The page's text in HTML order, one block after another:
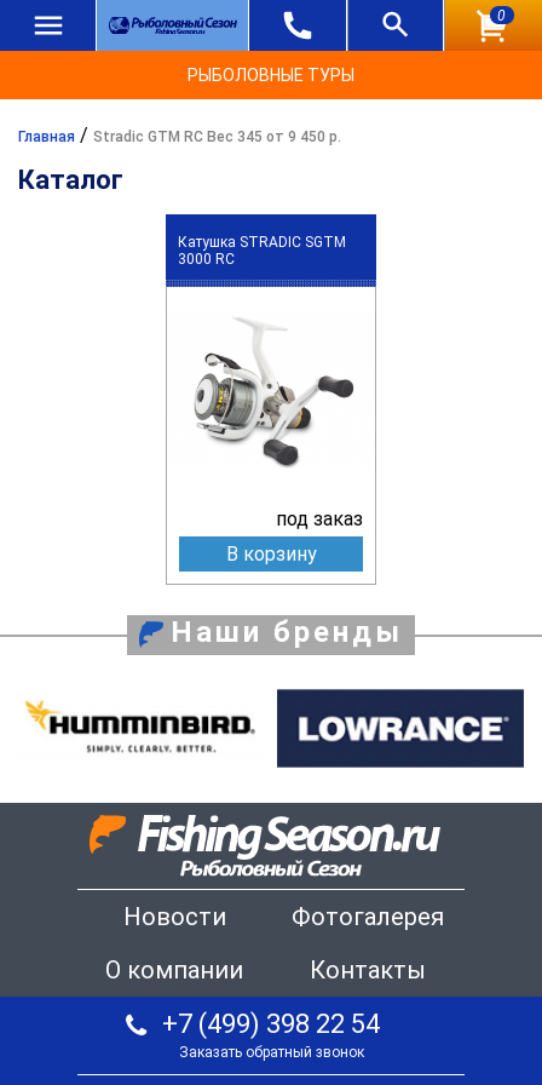
0
РЫБОЛОВНЫЕ ТУРЫ
Главная / Stradic GTM RC Вес 345 от 9 450 р.
Каталог
Катушка STRADIC SGTM
3000 RC
под заказ
В корзину
Наши бренды
Новости
Фотогалерея
О компании
Контакты
+7 (499) 398 22 54
Заказать обратный звонок